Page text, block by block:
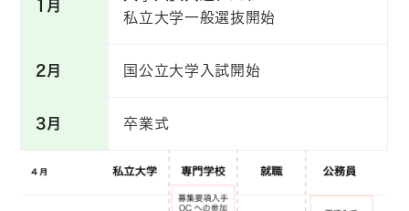
1月
私立大学一般選抜開始
2月 国公立大学入試開始
3月 卒業式